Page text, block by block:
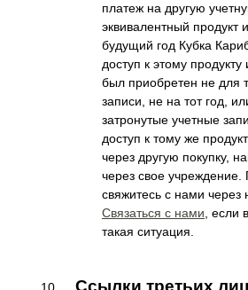
платеж на другую
эквивалентный продукт
будущий год Кубка
доступ к этому продукту
был приобретен не для
записи, не на тот год,
затронутые учетные
доступ к тому же
через другую покупку,
через свое учреждение.
свяжитесь с нами
Связаться с нами , если
такая ситуация.
Ссылки третьих